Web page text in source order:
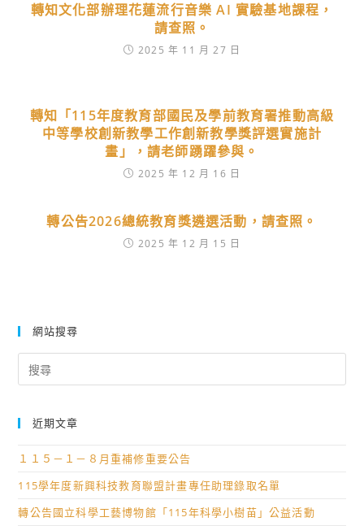
轉知文化部辦理花蓮流行音樂 AI 實驗基地課程，
請查照。
2025 年 11 月 27 日
轉知「115年度教育部國民及學前教育署推動高級
中等學校創新教學工作創新教學獎評選實施計
畫」，請老師踴躍參與。
2025 年 12 月 16 日
轉公告2026總統教育獎遴選活動，請查照。
2025 年 12 月 15 日
網站搜尋
for:
近期文章
１１５－１－８月重補修重要公告
115學年度新興科技教育聯盟計畫專任助理錄取名單
轉公告國立科學工藝博物館「115年科學小樹苗」公益活動